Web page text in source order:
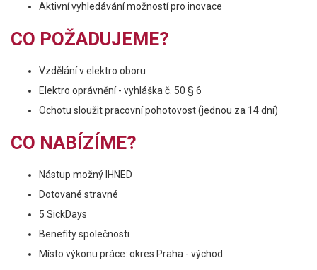
Aktivní vyhledávání možností pro inovace
CO POŽADUJEME?
Vzdělání v elektro oboru
Elektro oprávnění - vyhláška č. 50 § 6
Ochotu sloužit pracovní pohotovost (jednou za 14 dní)
CO NABÍZÍME?
Nástup možný IHNED
Dotované stravné
5 SickDays
Benefity společnosti
Místo výkonu práce: okres Praha - východ